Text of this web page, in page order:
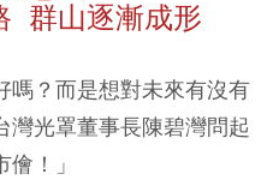
群山逐漸成形
嗎？而是想對未來有沒有
灣光罩董事長陳碧灣問起
！」